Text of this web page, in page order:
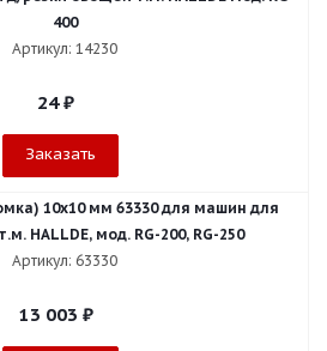
400
Артикул: 14230
24₽
Заказать
10х10 мм 63330 для машин для
HALLDE, мод. RG-200, RG-250
Артикул: 63330
13 003 ₽